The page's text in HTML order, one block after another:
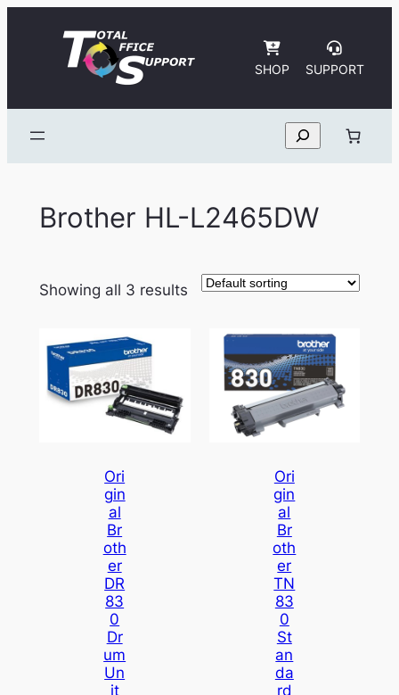
SHOP SUPPORT
Search
Brother HL-L2465DW
Showing all 3 results
Ori
Gin
Al
Br
Oth
Er
DR
83
0
Dr
Um
Un
It
Ori
Gin
Al
Br
Oth
Er
TN
83
0
St
An
Da
Rd